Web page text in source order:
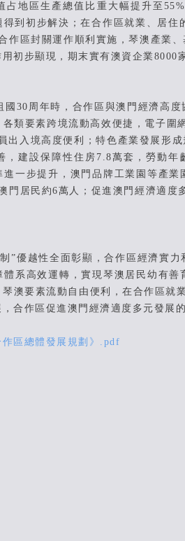
占地區生產總值比重大幅提升至
到初步解決；在合作區就業、居
作區封關運作順利實施，琴澳產業
初步顯現，期末實有澳資企業8000
周年時，合作區與澳門經濟高度
類要素跨境流動高效便捷，電子
出入境高度便利；特色產業發展形
，建設保障性住房7.8萬套，勞動
一步提升，澳門品牌工業園等產
門居民約6萬人；促進澳門經濟適
優越性全面彰顯，合作區經濟實力
系高效運轉，實現琴澳居民幼有
澳要素流動自由便利，在合作區就
合作區促進澳門經濟適度多元發展
區總體發展規劃》.pdf